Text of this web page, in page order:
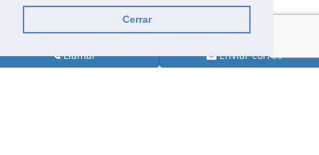
Cerrar
Llamar Enviar correo